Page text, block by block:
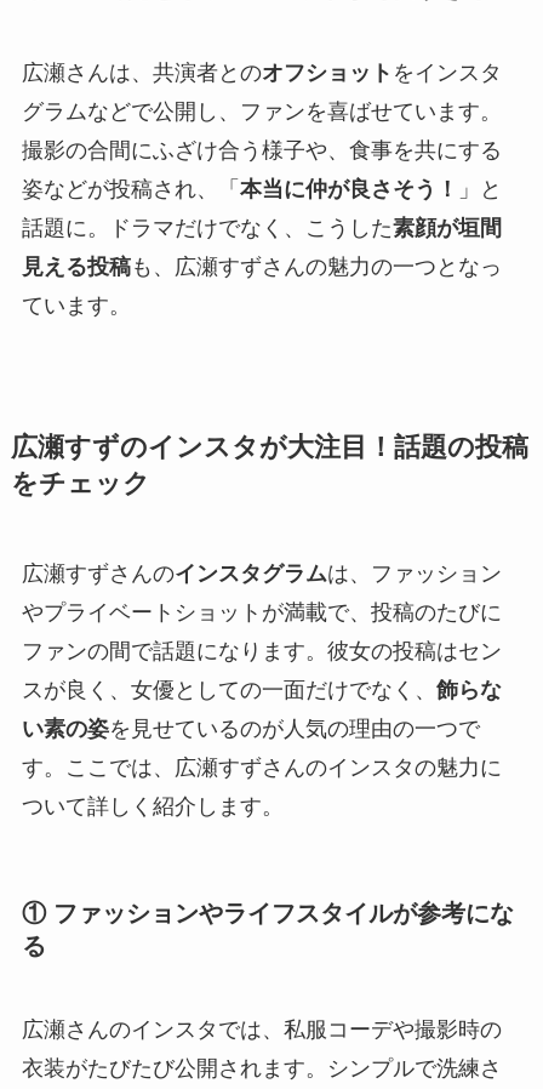
広瀬さんは、共演者とのオフショット をインスタ
グラムなどで公開し、ファンを喜ばせています。
撮影の合間にふざけ合う様子や、食事を共にする
姿などが投稿され、「 本当に仲が良さそう！
」と
話題に。ドラマだけでなく、こうした素顔が垣間
見える投稿も、広瀬すずさんの魅力の一つとなっ
ています。
広瀬すずのインスタが大注目！話題の投稿
をチェック
広瀬すずさんのインスタグラムは、ファッション
やプライベートショットが満載で、投稿のたびに
ファンの間で話題になります。彼女の投稿はセン
スが良く、女優としての一面だけでなく、 飾らな
い素の姿を見せているのが人気の理由の一つで
す。ここでは、広瀬すずさんのインスタの魅力に
ついて詳しく紹介します。
① ファッションやライフスタイルが参考にな
る
広瀬さんのインスタでは、私服コーデや撮影時の
衣装がたびたび公開されます。シンプルで洗練さ